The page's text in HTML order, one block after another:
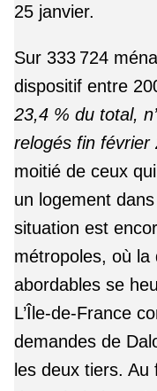
25 janvier.
Sur 333 724
dispositif entre
23,4 % du total,
relogés fin février
moitié de ceux
un logement
situation est
métropoles, où la
abordables se
L’Île-de-France
demandes de
les deux tiers. Au